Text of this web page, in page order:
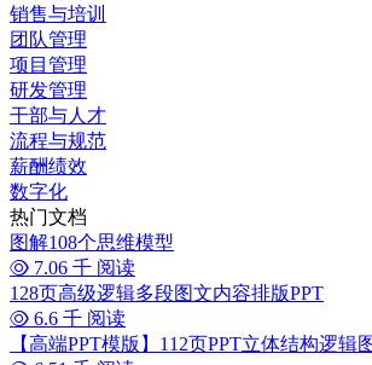
销售与培训
团队管理
项目管理
研发管理
干部与人才
流程与规范
薪酬绩效
数字化
热门文档
图解108个思维模型
7.06 千 阅读
128页高级逻辑多段图文内容排版PPT
6.6 千 阅读
【高端PPT模版】112页PPT立体结构逻辑